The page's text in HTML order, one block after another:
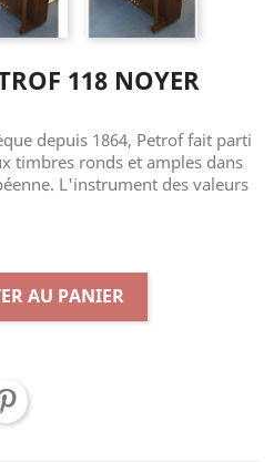
118 NOYER
depuis 1864, Petrof fait parti
timbres ronds et amples dans
L'instrument des valeurs
AU PANIER